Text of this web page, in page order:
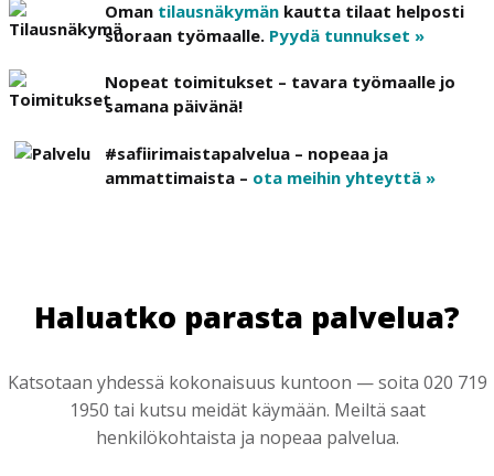
Oman tilausnäkymän kautta tilaat helposti
suoraan työmaalle. Pyydä tunnukset »
Nopeat toimitukset – tavara työmaalle jo
samana päivänä!
#safiirimaistapalvelua – nopeaa ja
ammattimaista – ota meihin yhteyttä »
Haluatko parasta palvelua?
Katsotaan yhdessä kokonaisuus kuntoon — soita 020 719
1950 tai kutsu meidät käymään. Meiltä saat
henkilökohtaista ja nopeaa palvelua.